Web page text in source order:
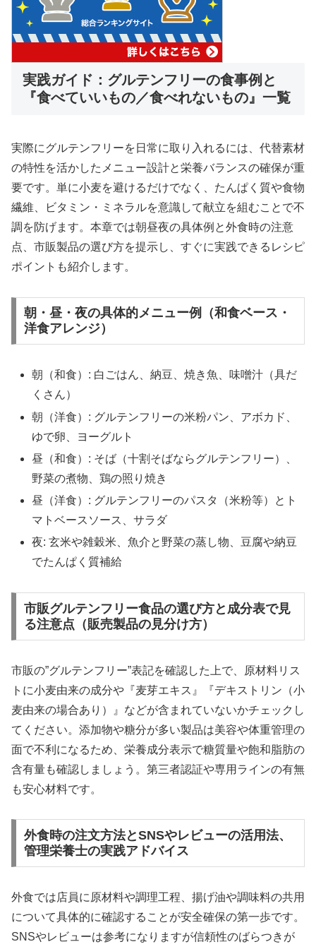
実践ガイド：グルテンフリーの食事例と
『食べていいもの／食べれないもの』一覧
実際にグルテンフリーを日常に取り入れるには、代替素材
の特性を活かしたメニュー設計と栄養バランスの確保が重
要です。単に小麦を避けるだけでなく、たんぱく質や食物
繊維、ビタミン・ミネラルを意識して献立を組むことで不
調を防げます。本章では朝昼夜の具体例と外食時の注意
点、市販製品の選び方を提示し、すぐに実践できるレシピ
ポイントも紹介します。
朝・昼・夜の具体的メニュー例（和食ベース・
洋食アレンジ）
朝（和食）: 白ごはん、納豆、焼き魚、味噌汁（具だ
くさん）
朝（洋食）: グルテンフリーの米粉パン、アボカド、
ゆで卵、ヨーグルト
昼（和食）: そば（十割そばならグルテンフリー）、
野菜の煮物、鶏の照り焼き
昼（洋食）: グルテンフリーのパスタ（米粉等）とト
マトベースソース、サラダ
夜: 玄米や雑穀米、魚介と野菜の蒸し物、豆腐や納豆
でたんぱく質補給
市販グルテンフリー食品の選び方と成分表で見
る注意点（販売製品の見分け方）
市販の”グルテンフリー”表記を確認した上で、原材料リス
トに小麦由来の成分や『麦芽エキス』『デキストリン（小
麦由来の場合あり）』などが含まれていないかチェックし
てください。添加物や糖分が多い製品は美容や体重管理の
面で不利になるため、栄養成分表示で糖質量や飽和脂肪の
含有量も確認しましょう。第三者認証や専用ラインの有無
も安心材料です。
外食時の注文方法とSNSやレビューの活用法、
管理栄養士の実践アドバイス
外食では店員に原材料や調理工程、揚げ油や調味料の共用
について具体的に確認することが安全確保の第一歩です。
SNSやレビューは参考になりますが信頼性のばらつきが